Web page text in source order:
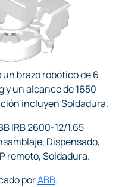
un brazo robótico de 6
y un alcance de 1650
incluyen Soldadura.
IRB 2600-12/1.65
Dispensado,
remoto, Soldadura.
porABB.